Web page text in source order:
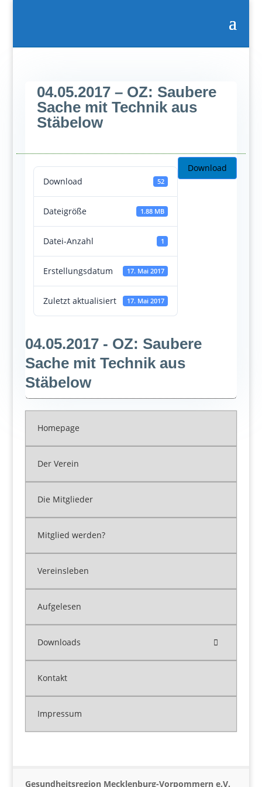
04.05.2017 – OZ: Saubere
Sache mit Technik aus
Stäbelow
Download
Download
52
Dateigröße 1.88 MB
Datei-Anzahl 1
Erstellungsdatum 17. Mai 2017
Zuletzt aktualisiert 17. Mai 2017
04.05.2017 - OZ: Saubere
Sache mit Technik aus
Stäbelow
Homepage
Der Verein
Die Mitglieder
Mitglied werden?
Vereinsleben
Aufgelesen
Downloads
Kontakt
Impressum
Gesundheitsregion Mecklenburg-Vorpommern e.V.